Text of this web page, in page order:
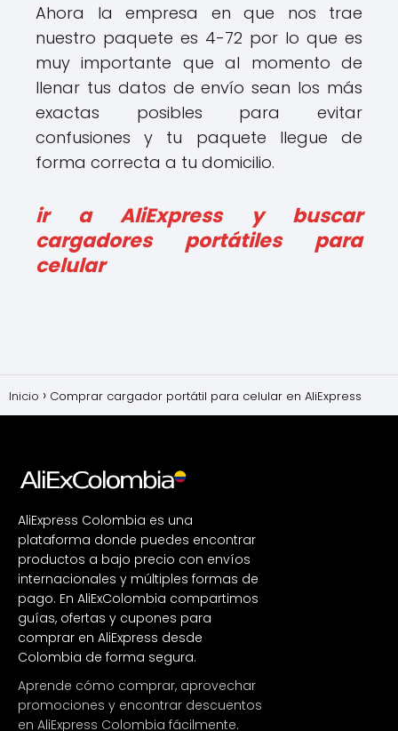
Ahora la empresa en que nos trae
nuestro paquete es 4-72 por lo que es
muy importante que al momento de
llenar tus datos de envío sean los más
exactas posibles para evitar
confusiones y tu paquete llegue de
forma correcta a tu domicilio.
ir a AliExpress y buscar
cargadores portátiles para
celular
Inicio Comprar cargador portátil para celular en AliExpress
AliExpress Colombia es una
plataforma donde puedes encontrar
productos a bajo precio con envíos
internacionales y múltiples formas de
pago. En AliExColombia compartimos
guías, ofertas y cupones para
comprar en AliExpress desde
Colombia de forma segura.
Aprende cómo comprar, aprovechar
promociones y encontrar descuentos
en AliExpress Colombia fácilmente.